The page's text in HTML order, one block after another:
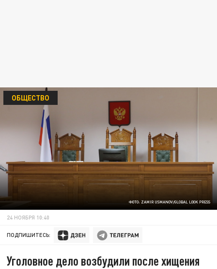
ФОТО: ZAMIR USMANOV/GLOBAL LOOK PRESS
ОБЩЕСТВО
24 НОЯБРЯ 10:40
ПОДПИШИТЕСЬ:
Уголовное дело возбудили после хищения